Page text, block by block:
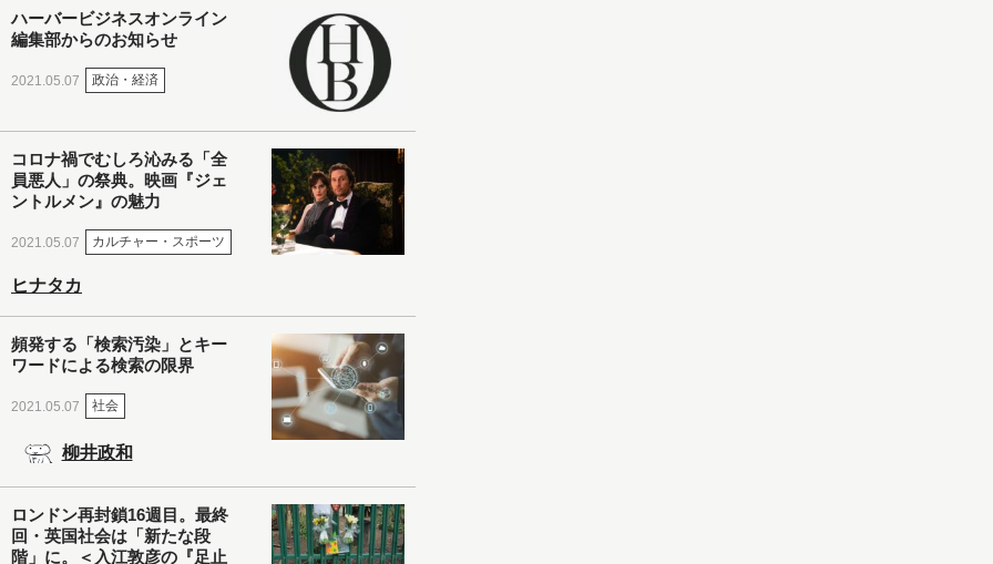
ハーバービジネスオンライン
編集部からのお知らせ
2021.05.07 政治・経済
コロナ禍でむしろ沁みる「全
員悪人」の祭典。映画『ジェ
ントルメン』の魅力
2021.05.07 カルチャー・スポーツ
ヒナタカ
頻発する「検索汚染」とキー
ワードによる検索の限界
2021.05.07 社会
柳井政和
ロンドン再封鎖16週目。最終
回・英国社会は「新たな段
階」に。＜入江敦彦の『足止